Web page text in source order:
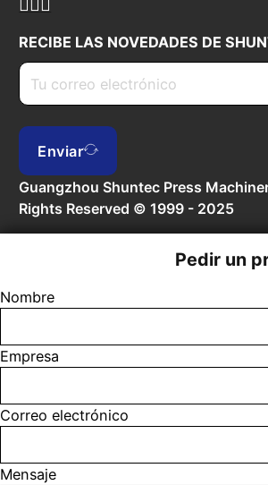
RECIBE LAS NOVEDADES DE
Enviar
Guangzhou Shuntec Press
Rights Reserved © 1999 - 2025
Pedir un
Nombre
Empresa
Correo electrónico
Mensaje